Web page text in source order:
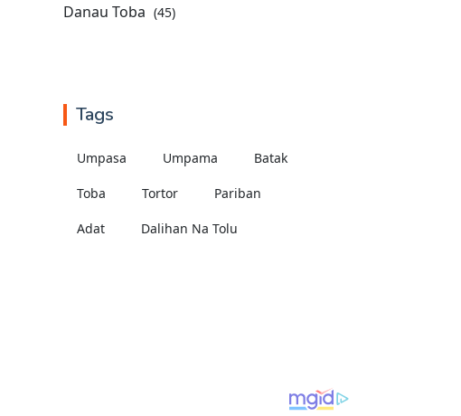
Danau Toba (45)
Tags
Umpasa Umpama Batak
Toba Tortor Pariban
Adat Dalihan Na Tolu